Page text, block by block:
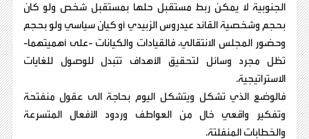
الجنوبية لا يمكن ربط مستقبل حلها بمستقبل شخص ولو كان
بحجم وشخصية القائد عيدروس الزبيدي أو كيان سياسي ولو بحجم
وحضور المجلس الانتقالي، فالقيادات والكيانات -على أهميتهما-
تظل مجرد وسائل لتحقيق الأهداف تتبدل للوصول للغايات
الاستراتيجية.
فالوضع الذي تشكل ويتشكل اليوم بحاجة الى عقول منفتحة
وتفكير واقعي خال من العواطف وردود الأفعال المتسرعة
والخطابات المنفلتة.